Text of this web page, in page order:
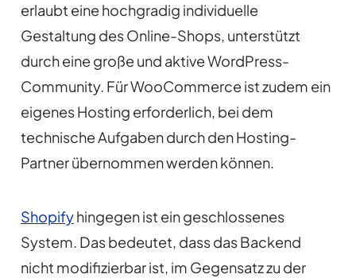
erlaubt eine hochgradig individuelle
Gestaltung des Online-Shops, unterstützt
durch eine große und aktive WordPress-
Community. Für WooCommerce ist zudem ein
eigenes Hosting erforderlich, bei dem
technische Aufgaben durch den Hosting-
Partner übernommen werden können.
Shopifyhingegen ist ein geschlossenes
System. Das bedeutet, dass das Backend
nicht modifizierbar ist, im Gegensatz zu der